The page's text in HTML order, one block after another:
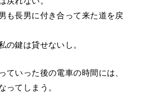
も長男に付き合って来た道を戻
の鍵は貸せないし。
ていった後の電車の時間には、
ってしまう。